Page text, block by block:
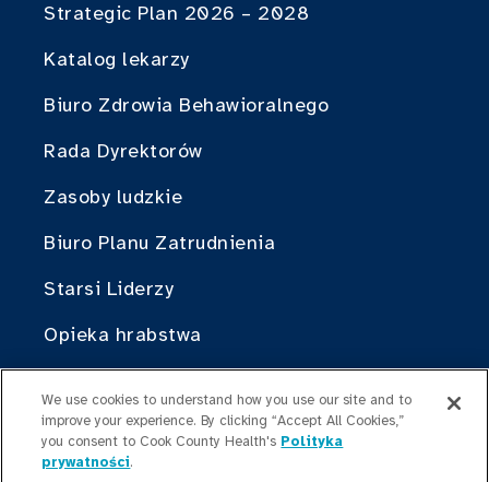
Strategic Plan 2026 – 2028
Katalog lekarzy
Biuro Zdrowia Behawioralnego
Rada Dyrektorów
Zasoby ludzkie
Biuro Planu Zatrudnienia
Starsi Liderzy
Opieka hrabstwa
Cook
Cook County Health Atlas
We use cookies to understand how you use our site and to
improve your experience. By clicking “Accept All Cookies,”
you consent to Cook County Health's Polityka
prywatności.